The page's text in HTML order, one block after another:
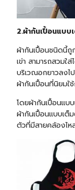
2.ผ้ากันเปื้อนแบบ
ผ้ากันเปื้อนชนิดนี้ถู
เข่า สามารถสวม
บริเวณอกยาวลงไ
ผ้ากันเปื้อนที่นิยมใ
โดยผ้ากันเปื้อนแบ
ผ้ากันเปื้อนแบบเต็
ตัวที่มีสายคล้องไห